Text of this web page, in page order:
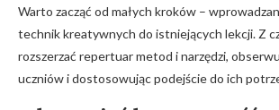
Warto zacząć od małych kroków –
technik kreatywnych do istniejących lekcji. Z
rozszerzać repertuar metod i narzędzi,
uczniów i dostosowując podejście do ich